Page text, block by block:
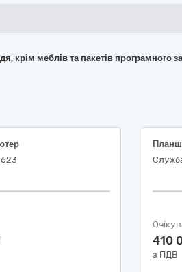
крім меблів та пакетів програмного
410
з ПДВ